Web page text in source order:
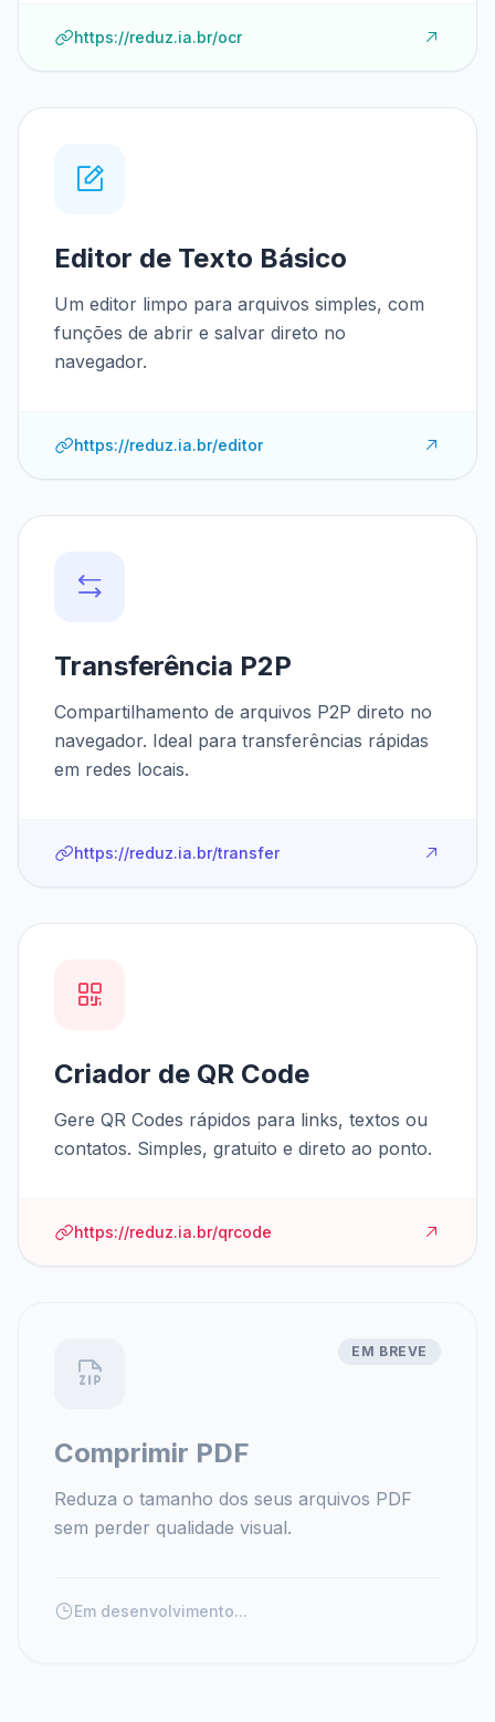
https://reduz.ia.br/ocr
Editor de Texto Básico
Um editor limpo para arquivos simples, com
funções de abrir e salvar direto no
navegador.
https://reduz.ia.br/editor
Transferência P2P
Compartilhamento de arquivos P2P direto no
navegador. Ideal para transferências rápidas
em redes locais.
https://reduz.ia.br/transfer
Criador de QR Code
Gere QR Codes rápidos para links, textos ou
contatos. Simples, gratuito e direto ao ponto.
https://reduz.ia.br/qrcode
EM BREVE
Comprimir PDF
Reduza o tamanho dos seus arquivos PDF
sem perder qualidade visual.
Em desenvolvimento...